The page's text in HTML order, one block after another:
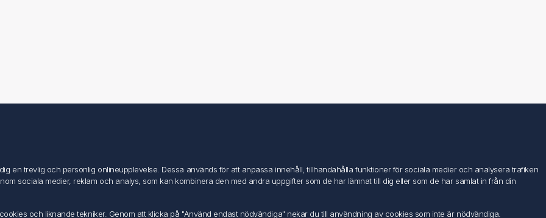
Mina ordrar
en trevlig och personlig onlineupplevelse. Dessa används för att anpassa innehåll, tillhandahålla funktioner för sociala medier och analysera trafiken
sociala medier, reklam och analys, som kan kombinera den med andra uppgifter som de har lämnat till dig eller som de har samlat in från din
och liknande tekniker. Genom att klicka på "Använd endast nödvändiga" nekar du till användning av cookies som inte är nödvändiga.